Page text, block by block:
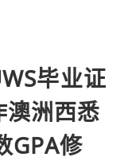
毕业证
澳洲西悉
GPA修